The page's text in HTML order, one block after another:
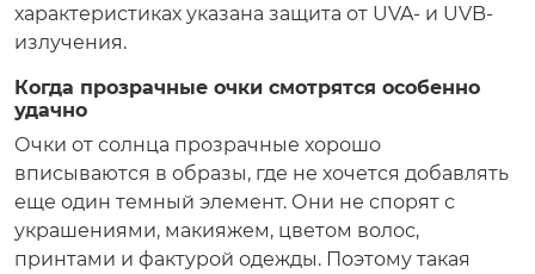
характеристиках указана защита от UVA- и UVB-
излучения.
Когда прозрачные очки смотрятся особенно
удачно
Очки от солнца прозрачные хорошо
вписываются в образы, где не хочется добавлять
еще один темный элемент. Они не спорят с
украшениями, макияжем, цветом волос,
принтами и фактурой одежды. Поэтому такая